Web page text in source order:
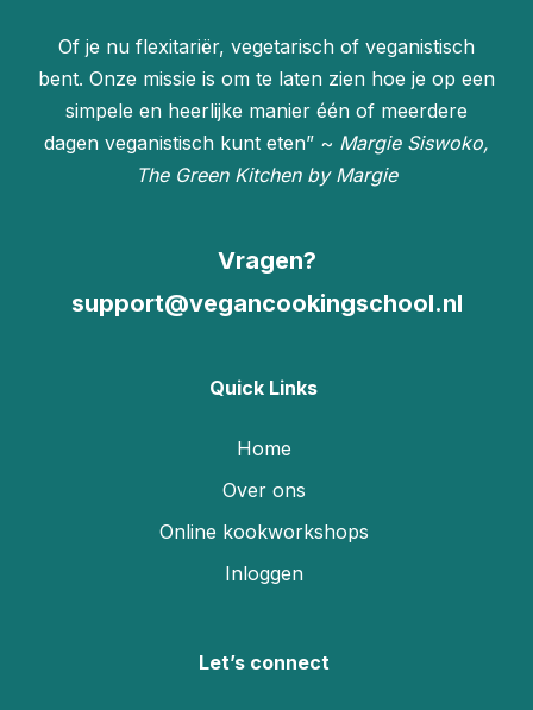
Of je nu flexitariër, vegetarisch of veganistisch
bent. Onze missie is om te laten zien hoe je op een
simpele en heerlijke manier één of meerdere
dagen veganistisch kunt eten” ~ Margie Siswoko,
The Green Kitchen by Margie
Vragen?
support@vegancookingschool.nl
Quick Links
Home
Over ons
Online kookworkshops
Inloggen
Let’s connect